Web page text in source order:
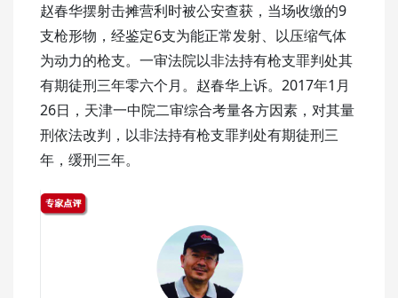
赵春华摆射击摊营利时被公安查获，当场收缴的9
支枪形物，经鉴定6支为能正常发射、以压缩气体
为动力的枪支。一审法院以非法持有枪支罪判处其
有期徒刑三年零六个月。赵春华上诉。2017年1月
26日，天津一中院二审综合考量各方因素，对其量
刑依法改判，以非法持有枪支罪判处有期徒刑三
年，缓刑三年。